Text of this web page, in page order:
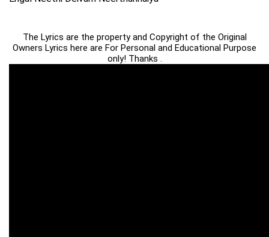
The Lyrics are the property and Copyright of the Original
Owners Lyrics here are For Personal and Educational Purpose
only! Thanks .